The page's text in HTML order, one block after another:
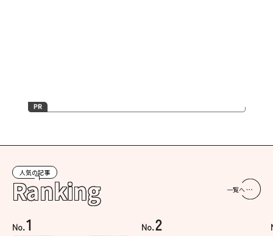
人気の記事
Ranking 一覧へ
No.1 No.2